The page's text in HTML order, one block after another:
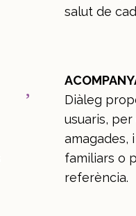
salut de
Diàleg
usuaris,
amagades,
familiars o
referència.